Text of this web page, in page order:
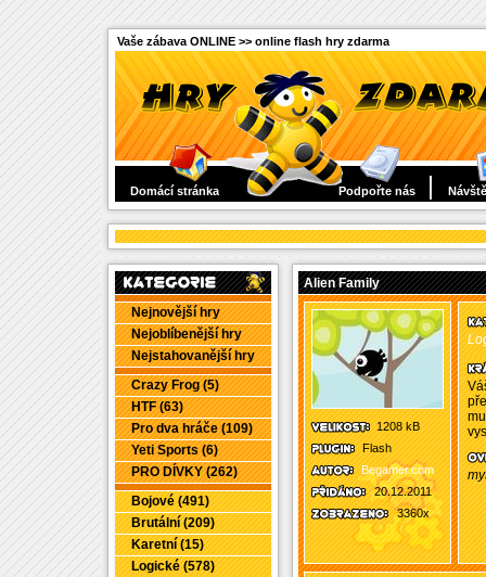
Vaše zábava ONLINE >> online flash hry zdarma
Domácí stránka Podpořte nás
Nejnovější hry
Nejoblíbenější hry
Nejstahovanější hry
Crazy Frog (5)
HTF (63)
Pro dva hráče (109)
Yeti Sports (6)
PRO DÍVKY (262)
Bojové (491)
Brutální (209)
Karetní (15)
Logické (578)
Alien Family
1208 kB
Flash
Begamer.com
20.12.2011
3360x